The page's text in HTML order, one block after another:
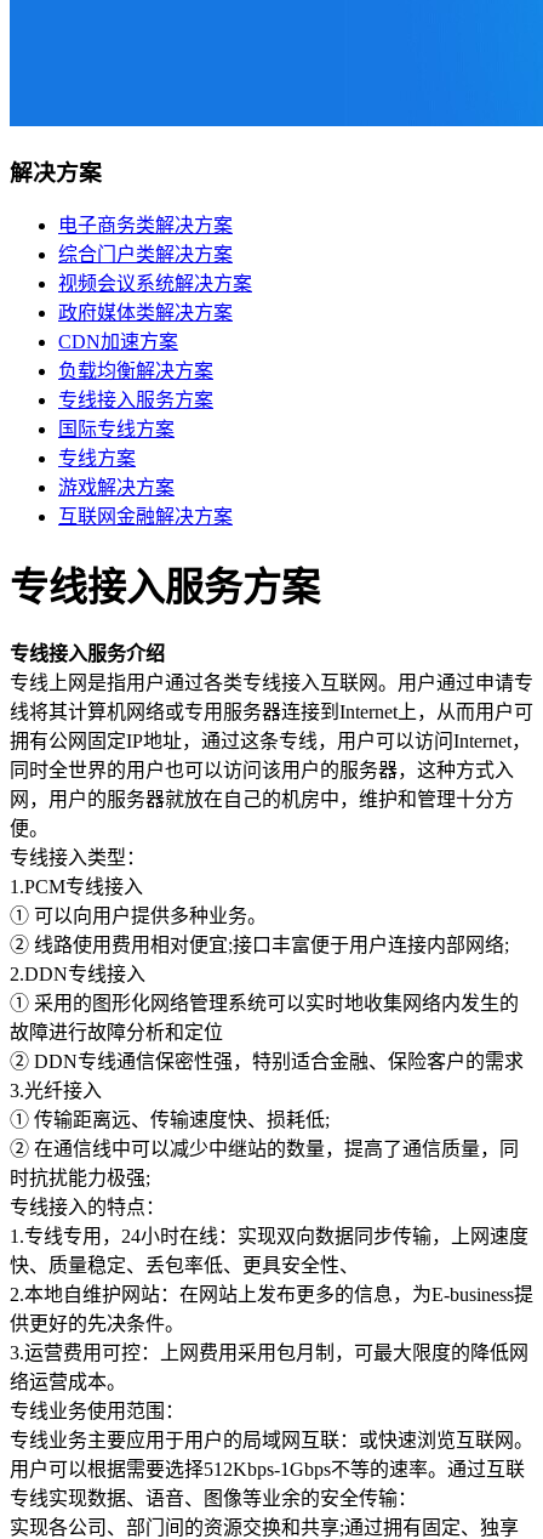
电信联通双线数据中心
电信机柜租用
电信直营数据中心
移动机柜租用
移动T4级数据中心
增值服务
企业邮局
权威安全认证
数据备份
SSL证书
专线上网
企业专线上网
云计算
安全防护
混合云
快速部署组网
超融合
大企业首选
SD-WAN
智能盒子即买即用
全球加速服务
定制跨境加速
数据中心
华南BGP机房
深圳横岗电信机房
FIL/CHIA/BZZ首选机房
深圳龙华观澜机房
国家B+级机房
广州天河信息港机房
国家级的网络灾备数据中心
解决方案
电子商务类解决方案
综合门户类解决方案
视频会议系统解决方案
政府媒体类解决方案
CDN加速方案
负载均衡解决方案
专线接入服务方案
国际专线方案
专线方案
游戏解决方案
互联网金融解决方案
专线接入服务方案
专线接入服务介绍
专线上网是指用户通过各类专线接入互联网。用户通过申请专
线将其计算机网络或专用服务器连接到Internet上，从而用户可
拥有公网固定IP地址，通过这条专线，用户可以访问Internet，
同时全世界的用户也可以访问该用户的服务器，这种方式入
网，用户的服务器就放在自己的机房中，维护和管理十分方
便。
专线接入类型：
1.PCM专线接入
① 可以向用户提供多种业务。
② 线路使用费用相对便宜;接口丰富便于用户连接内部网络;
2.DDN专线接入
① 采用的图形化网络管理系统可以实时地收集网络内发生的
故障进行故障分析和定位
② DDN专线通信保密性强，特别适合金融、保险客户的需求
3.光纤接入
① 传输距离远、传输速度快、损耗低;
② 在通信线中可以减少中继站的数量，提高了通信质量，同
时抗扰能力极强;
专线接入的特点：
1.专线专用，24小时在线：实现双向数据同步传输，上网速度
快、质量稳定、丢包率低、更具安全性、
2.本地自维护网站：在网站上发布更多的信息，为E-business提
供更好的先决条件。
3.运营费用可控：上网费用采用包月制，可最大限度的降低网
络运营成本。
专线业务使用范围：
专线业务主要应用于用户的局域网互联：或快速浏览互联网。
用户可以根据需要选择512Kbps-1Gbps不等的速率。通过互联
专线实现数据、语音、图像等业余的安全传输：
实现各公司、部门间的资源交换和共享;通过拥有固定、独享